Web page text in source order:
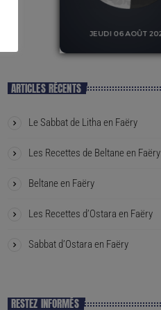
ARTICLES RÉCENTS
Le Sabbat de Litha en Faëry
Les Recettes de Beltane en Faëry
Beltane en Faëry
Les Recettes d’Ostara en Faëry
Sabbat d’Ostara en Faëry
RESTEZ INFORMÉS